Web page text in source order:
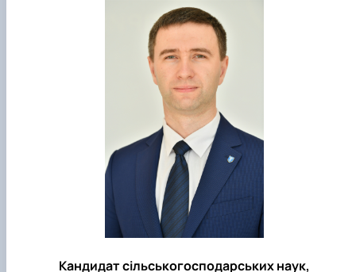
Кандидат сільськогосподарських наук,